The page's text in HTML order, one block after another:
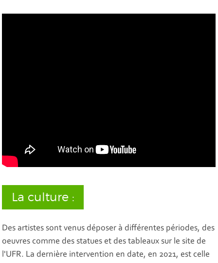
La culture :
Des artistes sont venus déposer à différentes périodes, des
oeuvres comme des statues et des tableaux sur le site de
l'UFR. La dernière intervention en date, en 2021, est celle